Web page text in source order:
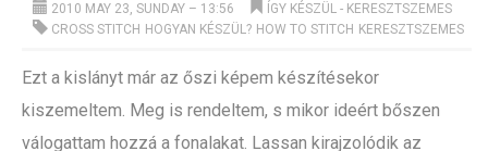
2010 MAY 23, SUNDAY – 13:56 ÍGY KÉSZÜL - KERESZTSZEMES
CROSS STITCH HOGYAN KÉSZÜL? HOW TO STITCH KERESZTSZEMES
Ezt a kislányt már az őszi képem készítésekor
kiszemeltem. Meg is rendeltem, s mikor ideért bőszen
válogattam hozzá a fonalakat. Lassan kirajzolódik az